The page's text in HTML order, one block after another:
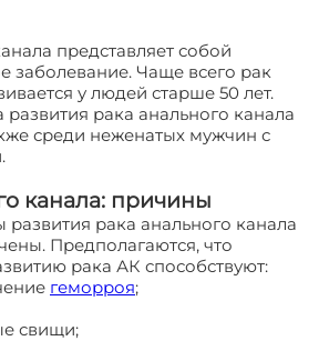
представляет собой
заболевание. Чаще всего рак
у людей старше 50 лет.
развития рака анального канала
среди неженатых мужчин с
канала: причины
рака анального канала
Предполагаются, что
рака АК способствуют:
геморроя;
свищи;